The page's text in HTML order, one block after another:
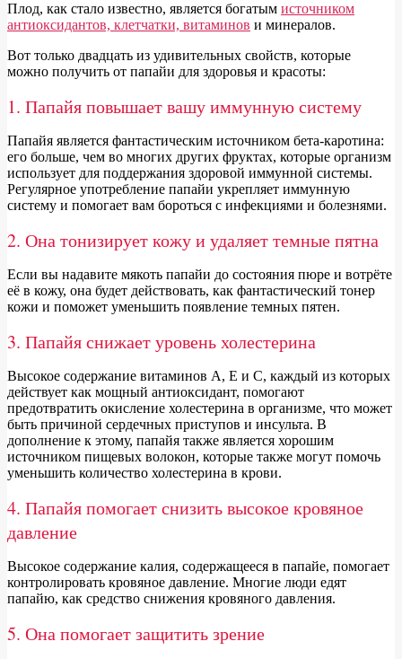
Плод, как стало известно, является богатым источником
антиоксидантов, клетчатки, витаминов и минералов.
Вот только двадцать из удивительных свойств, которые
можно получить от папайи для здоровья и красоты:
1. Папайя повышает вашу иммунную систему
Папайя является фантастическим источником бета-каротина:
его больше, чем во многих других фруктах, которые организм
использует для поддержания здоровой иммунной системы.
Регулярное употребление папайи укрепляет иммунную
систему и помогает вам бороться с инфекциями и болезнями.
2. Она тонизирует кожу и удаляет темные пятна
Если вы надавите мякоть папайи до состояния пюре и вотрёте
её в кожу, она будет действовать, как фантастический тонер
кожи и поможет уменьшить появление темных пятен.
3. Папайя снижает уровень холестерина
Высокое содержание витаминов А, Е и С, каждый из которых
действует как мощный антиоксидант, помогают
предотвратить окисление холестерина в организме, что может
быть причиной сердечных приступов и инсульта. В
дополнение к этому, папайя также является хорошим
источником пищевых волокон, которые также могут помочь
уменьшить количество холестерина в крови.
4. Папайя помогает снизить высокое кровяное
давление
Высокое содержание калия, содержащееся в папайе, помогает
контролировать кровяное давление. Многие люди едят
папайю, как средство снижения кровяного давления.
5. Она помогает защитить зрение